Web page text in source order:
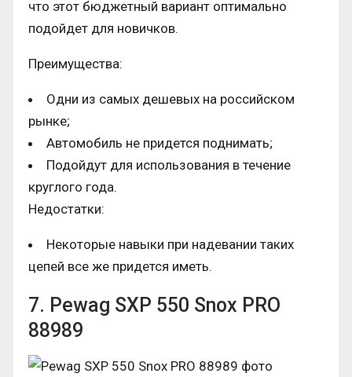
что этот бюджетный вариант оптимально
подойдет для новичков.
Преимущества:
Одни из самых дешевых на российском
рынке;
Автомобиль не придется поднимать;
Подойдут для использования в течение
круглого года.
Недостатки:
Некоторые навыки при надевании таких
цепей все же придется иметь.
7. Pewag SXP 550 Snox PRO
88989